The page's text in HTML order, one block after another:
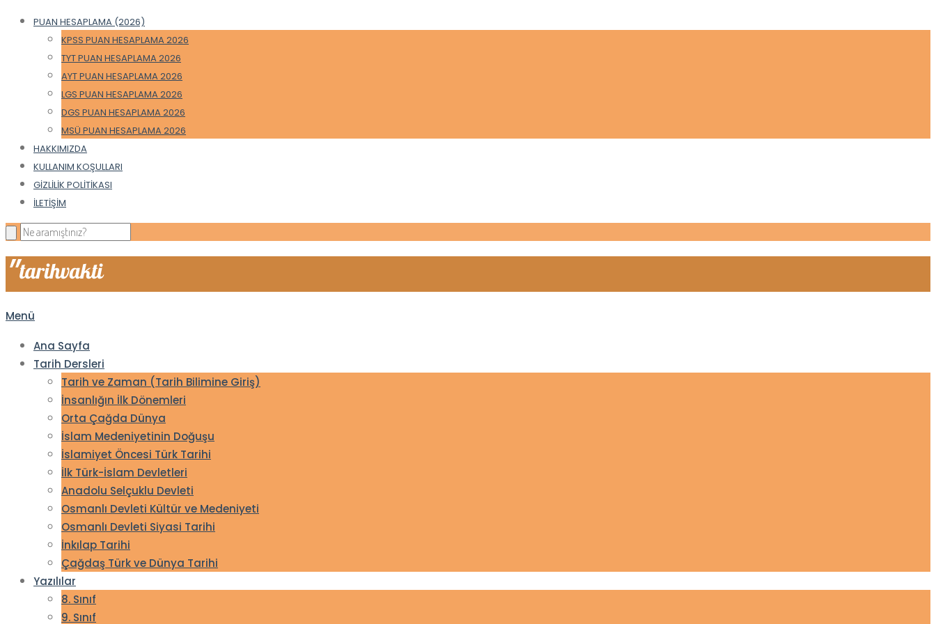
PUAN HESAPLAMA (2026)
KPSS PUAN HESAPLAMA 2026
TYT PUAN HESAPLAMA 2026
AYT PUAN HESAPLAMA 2026
LGS PUAN HESAPLAMA 2026
DGS PUAN HESAPLAMA 2026
MSÜ PUAN HESAPLAMA 2026
HAKKIMIZDA
KULLANIM KOŞULLARI
GIZLILIK POLITIKASI
İLETIŞIM
Menü
Ana Sayfa
Tarih Dersleri
Tarih ve Zaman (Tarih Bilimine Giriş)
İnsanlığın İlk Dönemleri
Orta Çağda Dünya
İslam Medeniyetinin Doğuşu
İslamiyet Öncesi Türk Tarihi
İlk Türk-İslam Devletleri
Anadolu Selçuklu Devleti
Osmanlı Devleti Kültür ve Medeniyeti
Osmanlı Devleti Siyasi Tarihi
İnkılap Tarihi
Çağdaş Türk ve Dünya Tarihi
Yazılılar
8. Sınıf
9. Sınıf